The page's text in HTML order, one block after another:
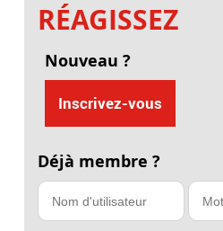
RÉAGISSEZ
Nouveau ?
Inscrivez-vous
Déjà membre ?